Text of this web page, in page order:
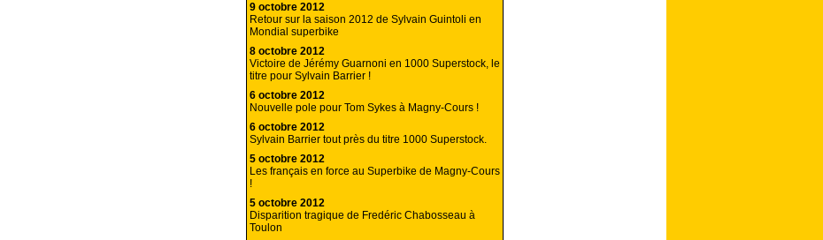
9 octobre 2012
Retour sur la saison 2012 de Sylvain Guintoli en
Mondial superbike
8 octobre 2012
Victoire de Jérémy Guarnoni en 1000 Superstock, le
titre pour Sylvain Barrier !
6 octobre 2012
Nouvelle pole pour Tom Sykes à Magny-Cours !
6 octobre 2012
Sylvain Barrier tout près du titre 1000 Superstock.
5 octobre 2012
Les français en force au Superbike de Magny-Cours
!
5 octobre 2012
Disparition tragique de Fredéric Chabosseau à
Toulon